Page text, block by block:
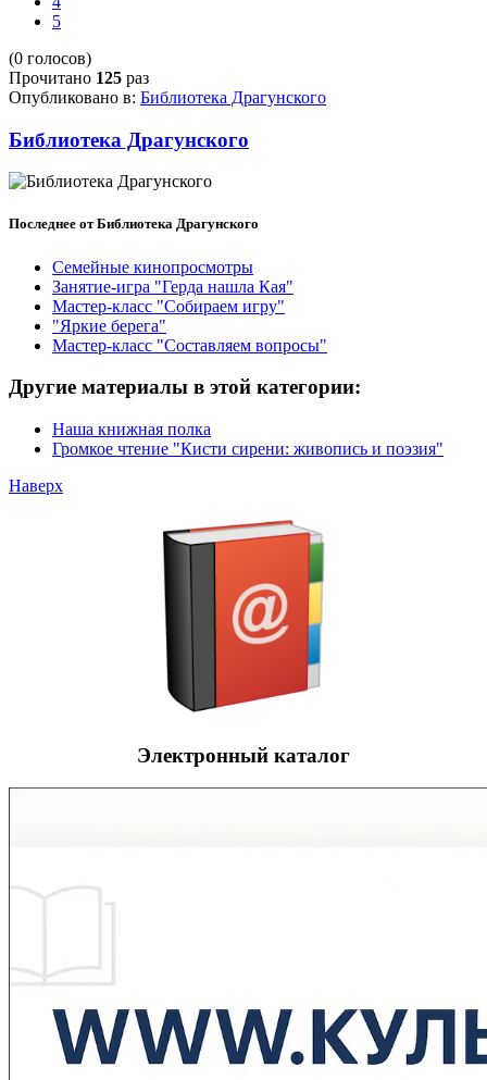
5
(0 голосов)
Прочитано 125 раз
Опубликовано в: Библиотека Драгунского
Библиотека Драгунского
Последнее от Библиотека Драгунского
Семейные кинопросмотры
Занятие-игра "Герда нашла Кая"
Мастер-класс "Собираем игру"
"Яркие берега"
Мастер-класс "Составляем вопросы"
Другие материалы в этой категории:
Наша книжная полка
Громкое чтение "Кисти сирени: живопись и поэзия"
Наверх
Электронный каталог